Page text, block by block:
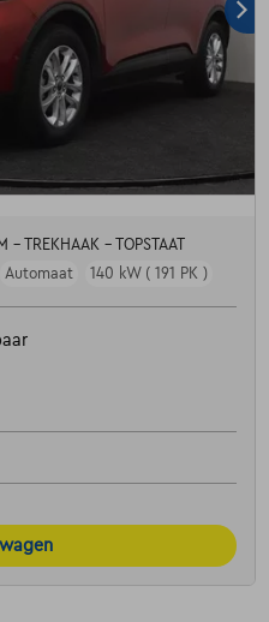
- TREKHAAK - TOPSTAAT
Automaat 140 kW ( 191 PK )